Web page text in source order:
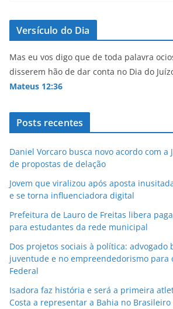
A
p
p
b
o
o
k
Versículo do Dia
Mas eu vos digo que de toda palavra
disserem hão de dar conta no Dia do
Mateus 12:36
Posts recentes
Daniel Vorcaro busca novo acordo com a
de propostas de delação
Jovem que viralizou após aposta
e se torna influenciadora digital
Prefeitura de Lauro de Freitas libera
para estudantes da rede municipal
Dos projetos sociais à política: advogado
juventude e no empreendedorismo para
Federal
Isadora faz história e será a primeira
Costa a representar a Bahia no Brasileiro